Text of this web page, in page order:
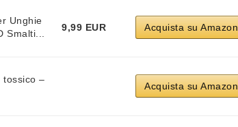
Unghie
Smalti...
9,99 EUR Acquista su Amazon
tossico –
Acquista su Amazon